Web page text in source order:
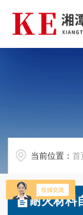
当前位置：首
耐火材料